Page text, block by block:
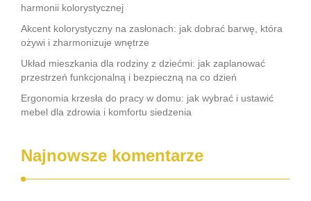
harmonii kolorystycznej
Akcent kolorystyczny na zasłonach: jak dobrać barwę, która
ożywi i zharmonizuje wnętrze
Układ mieszkania dla rodziny z dziećmi: jak zaplanować
przestrzeń funkcjonalną i bezpieczną na co dzień
Ergonomia krzesła do pracy w domu: jak wybrać i ustawić
mebel dla zdrowia i komfortu siedzenia
Najnowsze komentarze